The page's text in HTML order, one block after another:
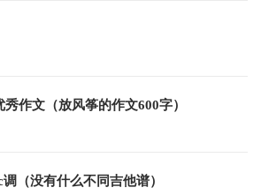
作文（放风筝的作文600字）
（没有什么不同吉他谱）